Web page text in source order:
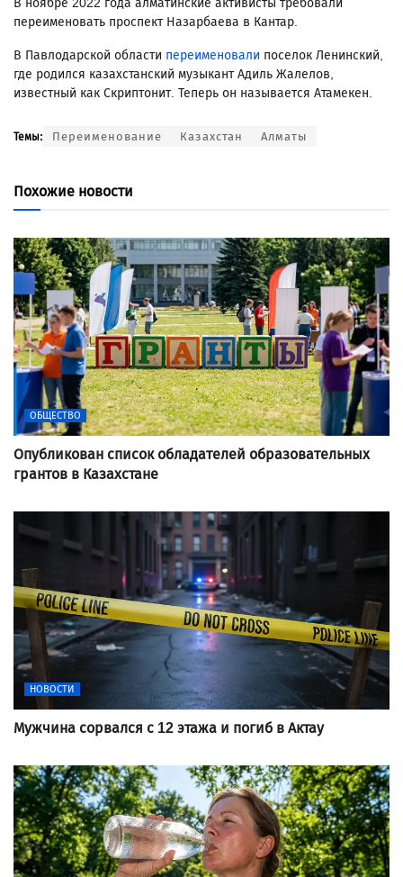
В ноябре 2022 года алматинские активисты требовали
переименовать проспект Назарбаева в Кантар.
В Павлодарской области переименовали поселок Ленинский,
где родился казахстанский музыкант Адиль Жалелов,
известный как Скриптонит. Теперь он называется Атамекен.
Темы: Переименование Казахстан Алматы
Похожие новости
ОБЩЕСТВО
Опубликован список обладателей образовательных
грантов в Казахстане
НОВОСТИ
Мужчина сорвался с 12 этажа и погиб в Актау